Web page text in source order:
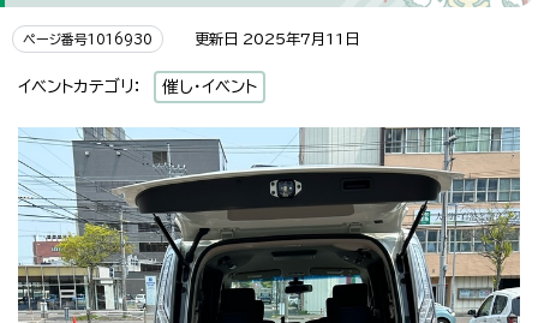
ページ番号1016930 更新日 2025年7月11日
イベントカテゴリ： 催し・イベント